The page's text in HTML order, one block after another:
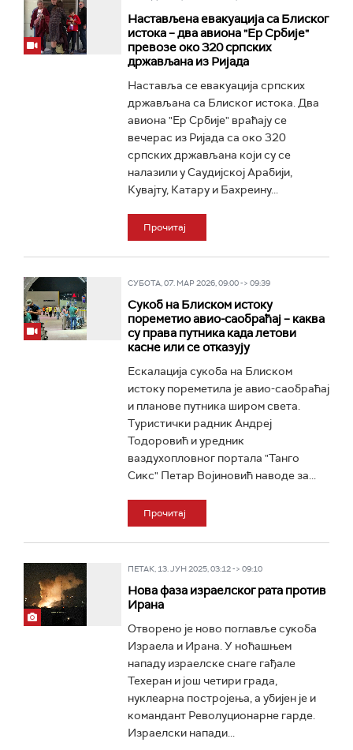
Настављена евакуација са Блиског
истока – два авиона "Ер Србије"
превозе око 320 српских
држављана из Ријада
Наставља се евакуација српских
држављана са Блиског истока. Два
авиона "Ер Србије" враћају се
вечерас из Ријада са око 320
српских држављана који су се
налазили у Саудијској Арабији,
Кувајту, Катару и Бахреину...
Прочитај
СУБОТА, 07. МАР 2026, 09:00 -> 09:39
Сукоб на Блиском истоку
пореметио авио-саобраћај – каква
су права путника када летови
касне или се отказују
Ескалација сукоба на Блиском
истоку пореметила је авио-саобраћај
и планове путника широм света.
Туристички радник Андреј
Тодоровић и уредник
ваздухопловног портала "Танго
Сикс" Петар Војиновић наводе за...
Прочитај
ПЕТАК, 13. ЈУН 2025, 03:12 -> 09:10
Нова фаза израелског рата против
Ирана
Отворено је ново поглавље сукоба
Израела и Ирана. У ноћашњем
нападу израелске снаге гађале
Техеран и још четири града,
нуклеарна постројења, а убијен је и
командант Револуционарне гарде.
Израелски напади...